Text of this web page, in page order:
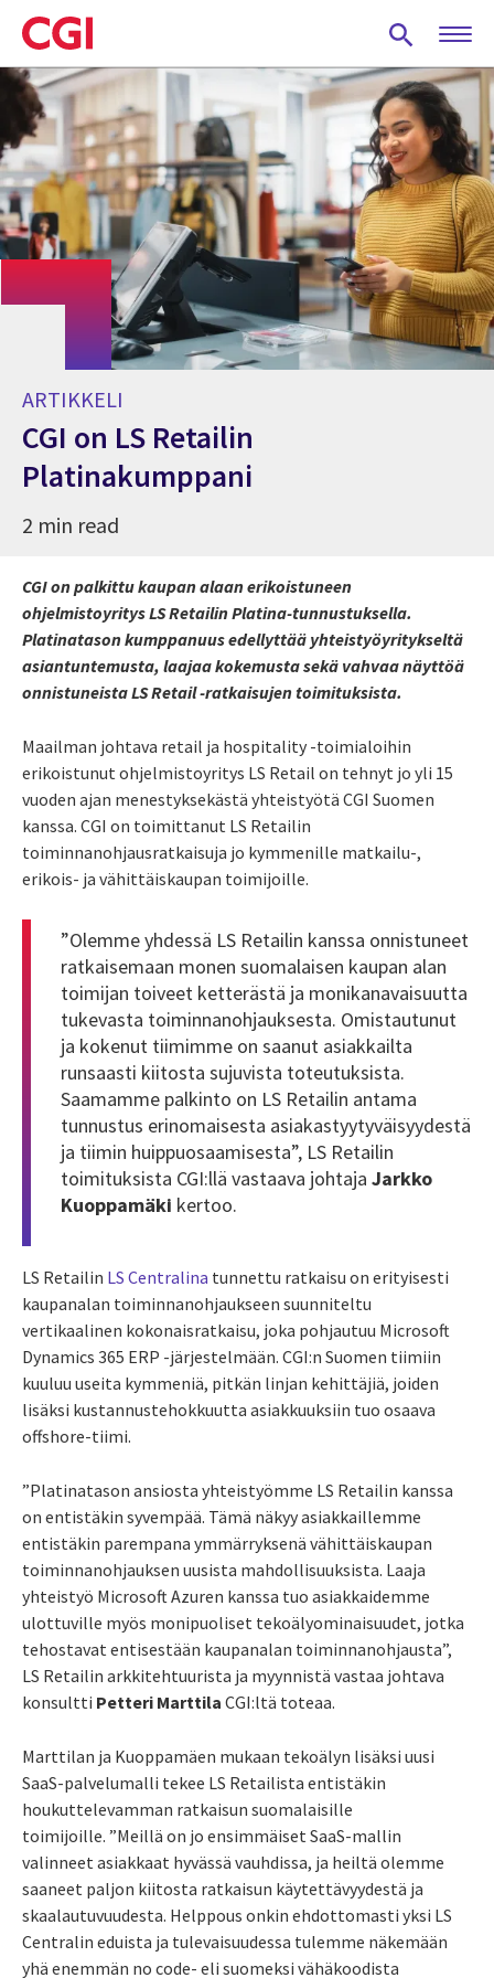
Skip
to
main
content
ARTIKKELI
CGI on LS Retailin
Platinakumppani
2 min read
CGI on palkittu kaupan alaan erikoistuneen
ohjelmistoyritys LS Retailin Platina-tunnustuksella.
Platinatason kumppanuus edellyttää yhteistyöyritykseltä
asiantuntemusta, laajaa kokemusta sekä vahvaa näyttöä
onnistuneista LS Retail -ratkaisujen toimituksista.
Maailman johtava retail ja hospitality -toimialoihin
erikoistunut ohjelmistoyritys LS Retail on tehnyt jo yli 15
vuoden ajan menestyksekästä yhteistyötä CGI Suomen
kanssa. CGI on toimittanut LS Retailin
toiminnanohjausratkaisuja jo kymmenille matkailu-,
erikois- ja vähittäiskaupan toimijoille.
”Olemme yhdessä LS Retailin kanssa onnistuneet
ratkaisemaan monen suomalaisen kaupan alan
toimijan toiveet ketterästä ja monikanavaisuutta
tukevasta toiminnanohjauksesta. Omistautunut
ja kokenut tiimimme on saanut asiakkailta
runsaasti kiitosta sujuvista toteutuksista.
Saamamme palkinto on LS Retailin antama
tunnustus erinomaisesta asiakastyytyväisyydestä
ja tiimin huippuosaamisesta”, LS Retailin
toimituksista CGI:llä vastaava johtaja Jarkko
Kuoppamäki kertoo.
LS Retailin LS Centralina tunnettu ratkaisu on erityisesti
kaupanalan toiminnanohjaukseen suunniteltu
vertikaalinen kokonaisratkaisu, joka pohjautuu Microsoft
Dynamics 365 ERP -järjestelmään. CGI:n Suomen tiimiin
kuuluu useita kymmeniä, pitkän linjan kehittäjiä, joiden
lisäksi kustannustehokkuutta asiakkuuksiin tuo osaava
offshore-tiimi.
”Platinatason ansiosta yhteistyömme LS Retailin kanssa
on entistäkin syvempää. Tämä näkyy asiakkaillemme
entistäkin parempana ymmärryksenä vähittäiskaupan
toiminnanohjauksen uusista mahdollisuuksista. Laaja
yhteistyö Microsoft Azuren kanssa tuo asiakkaidemme
ulottuville myös monipuoliset tekoälyominaisuudet, jotka
tehostavat entisestään kaupanalan toiminnanohjausta”,
LS Retailin arkkitehtuurista ja myynnistä vastaa johtava
konsultti Petteri Marttila CGI:ltä toteaa.
Marttilan ja Kuoppamäen mukaan tekoälyn lisäksi uusi
SaaS-palvelumalli tekee LS Retailista entistäkin
houkuttelevamman ratkaisun suomalaisille
toimijoille. ”Meillä on jo ensimmäiset SaaS-mallin
valinneet asiakkaat hyvässä vauhdissa, ja heiltä olemme
saaneet paljon kiitosta ratkaisun käytettävyydestä ja
skaalautuvuudesta. Helppous onkin ehdottomasti yksi LS
Centralin eduista ja tulevaisuudessa tulemme näkemään
yhä enemmän no code- eli suomeksi vähäkoodista